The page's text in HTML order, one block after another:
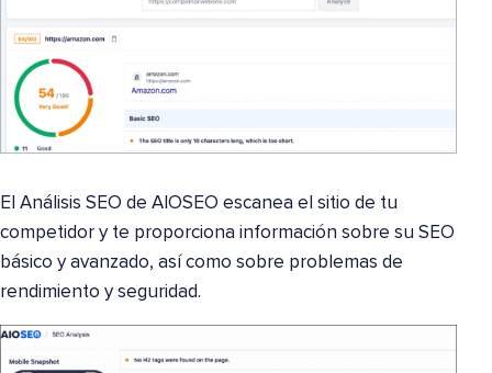
El Análisis SEO de AIOSEO escanea el sitio de tu
competidor y te proporciona información sobre su SEO
básico y avanzado, así como sobre problemas de
rendimiento y seguridad.